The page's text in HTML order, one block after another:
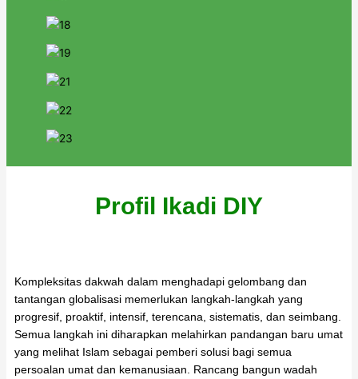
Profil Ikadi DIY
Kompleksitas dakwah dalam menghadapi gelombang dan
tantangan globalisasi memerlukan langkah-langkah yang
progresif, proaktif, intensif, terencana, sistematis, dan seimbang.
Semua langkah ini diharapkan melahirkan pandangan baru umat
yang melihat Islam sebagai pemberi solusi bagi semua
persoalan umat dan kemanusiaan. Rancang bangun wadah